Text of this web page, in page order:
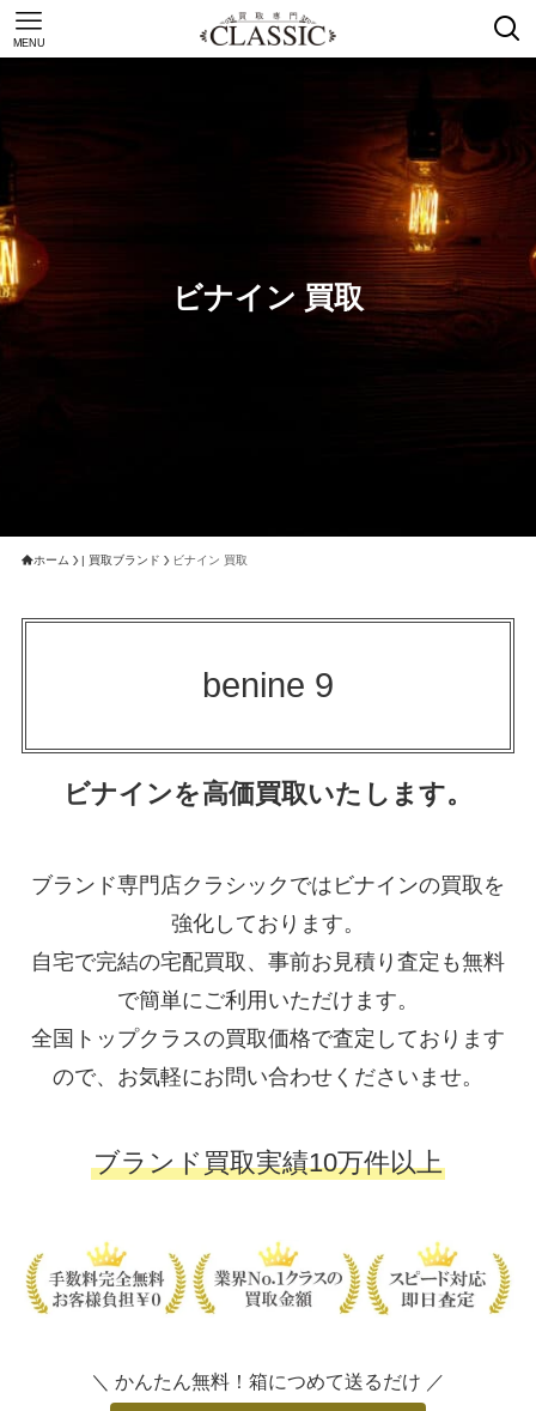
MENU
ビナイン 買取
ホーム | 買取ブランド ビナイン 買取
benine 9
ビナインを高価買取いたします。
ブランド専門店クラシックではビナインの買取を
強化しております。
自宅で完結の宅配買取、事前お見積り査定も無料
で簡単にご利用いただけます。
全国トップクラスの買取価格で査定しております
ので、お気軽にお問い合わせくださいませ。
ブランド買取実績10万件以上
＼ かんたん無料！箱につめて送るだけ ／